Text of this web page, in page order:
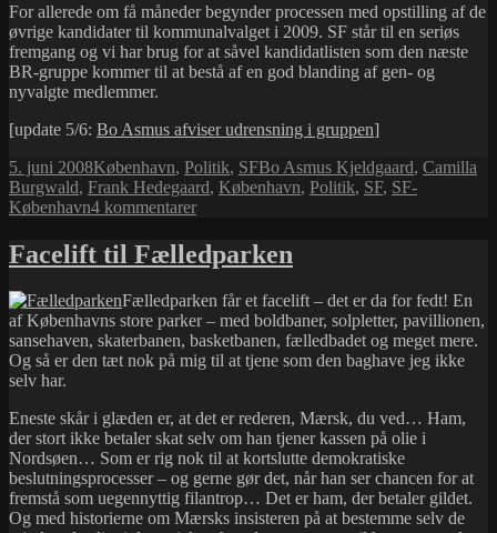
For allerede om få måneder begynder processen med opstilling af de
øvrige kandidater til kommunalvalget i 2009. SF står til en seriøs
fremgang og vi har brug for at såvel kandidatlisten som den næste
BR-gruppe kommer til at bestå af en god blanding af gen- og
nyvalgte medlemmer.
[update 5/6: Bo Asmus afviser udrensning i gruppen]
Udgivet
i
5. juni 2008Kategorier
København, Politik, SFTags
Bo Asmus Kjeldgaard, Camilla
Burgwald, Frank Hedegaard, København, Politik, SF, SF-
København4 kommentarertil
på
Rådhuset
Facelift til Fælledparken
Fælledparken får et facelift – det er da for fedt! En
af Københavns store parker – med boldbaner, solpletter, pavillionen,
sansehaven, skaterbanen, basketbanen, fælledbadet og meget mere.
Og så er den tæt nok på mig til at tjene som den baghave jeg ikke
selv har.
Eneste skår i glæden er, at det er rederen, Mærsk, du ved… Ham,
der stort ikke betaler skat selv om han tjener kassen på olie i
Nordsøen… Som er rig nok til at kortslutte demokratiske
beslutningsprocesser – og gerne gør det, når han ser chancen for at
fremstå som uegennyttig filantrop… Det er ham, der betaler gildet.
Og med historierne om Mærsks insisteren på at bestemme selv de